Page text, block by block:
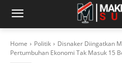
Home Politik
Disnaker Diingatkan
Pertumbuhan Ekonomi Tak Masuk 15